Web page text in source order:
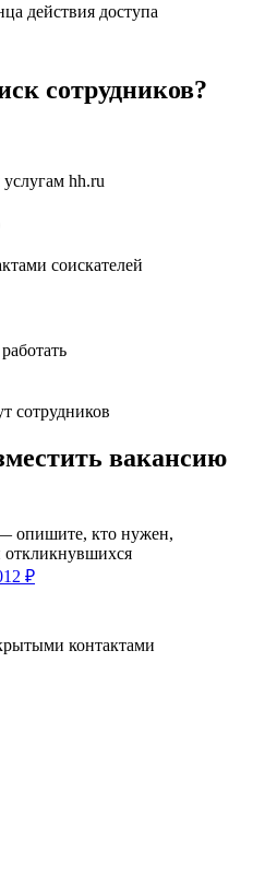
действия доступа
сотрудников?
hh.ru
соискателей
сотрудников
вакансию
опишите, кто нужен,
₽
контактами